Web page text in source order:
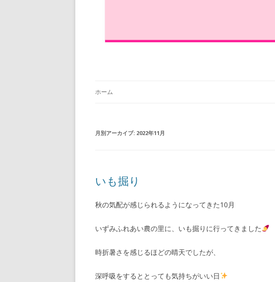
ホーム
月別アーカイブ: 2022年11月
いも掘り
秋の気配が感じられるようになってきた10月
いずみふれあい農の里に、いも掘りに行ってきました
時折暑さを感じるほどの晴天でしたが、
深呼吸をするととっても気持ちがいい日